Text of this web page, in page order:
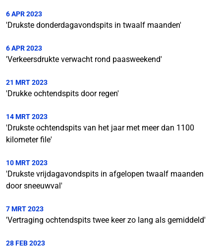
6 APR 2023
'Drukste donderdagavondspits in twaalf maanden'
6 APR 2023
'Verkeersdrukte verwacht rond paasweekend'
21 MRT 2023
'Drukke ochtendspits door regen'
14 MRT 2023
'Drukste ochtendspits van het jaar met meer dan 1100
kilometer file'
10 MRT 2023
'Drukste vrijdagavondspits in afgelopen twaalf maanden
door sneeuwval'
7 MRT 2023
'Vertraging ochtendspits twee keer zo lang als gemiddeld'
28 FEB 2023